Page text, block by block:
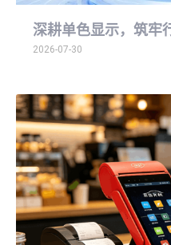
深耕单色显示，筑牢
2026-07-30